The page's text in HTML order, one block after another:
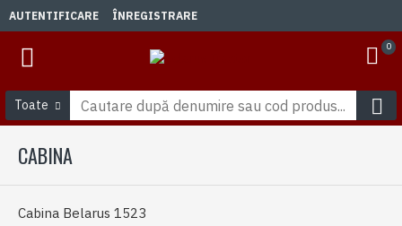
AUTENTIFICARE ÎNREGISTRARE
0
Toate
CABINA
Cabina Belarus 1523